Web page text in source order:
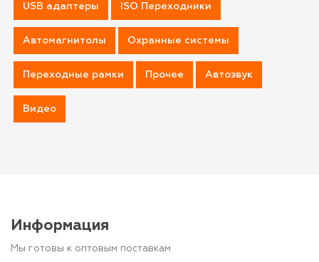
USB адаптеры ISO Переходники
Автомагнитолы Охранные системы
Переходные рамки Прочее Автозвук
Видео
Информация
Мы готовы к оптовым поставкам